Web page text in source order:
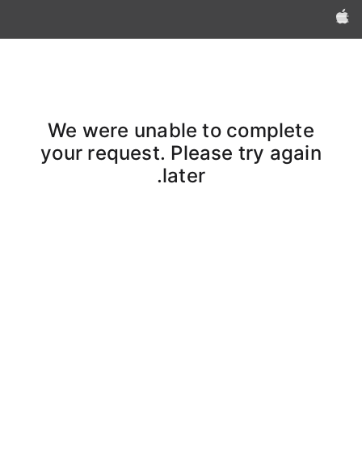
Apple‏
We were unable to complete
your request. Please try again
later.